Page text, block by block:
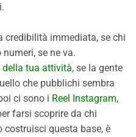
credibilità immediata, se chi
se ne va.
della tua attività, se la gente
che pubblichi sembra
ci sono i Reel Instagram,
farsi scoprire da chi
costruisci questa base, è